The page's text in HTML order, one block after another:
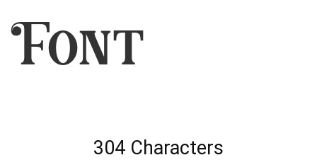
Font
304 Characters